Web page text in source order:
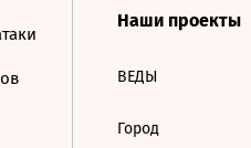
Наши проекты
ВЕДЫ
Город